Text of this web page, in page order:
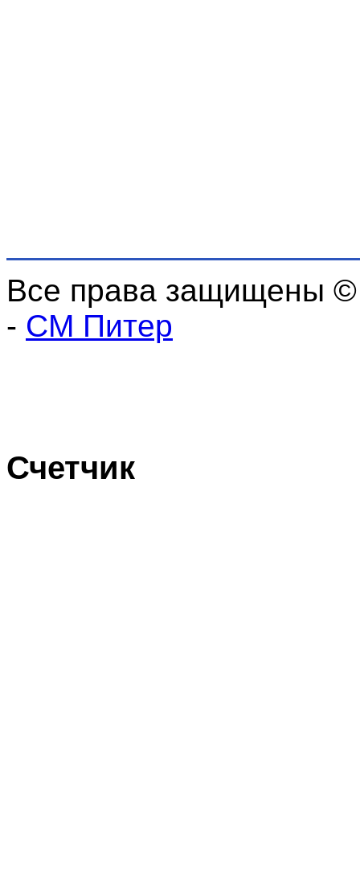
Все права защищены
- СМ Питер
Счетчик